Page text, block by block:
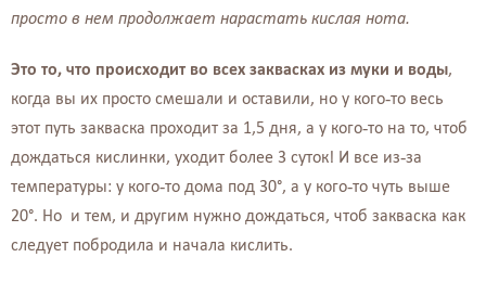
просто в нем продолжает нарастать кислая нота.
Это то, что происходит во всех заквасках из муки и воды,
когда вы их просто смешали и оставили, но у кого-то весь
этот путь закваска проходит за 1,5 дня, а у кого-то на то, чтоб
дождаться кислинки, уходит более 3 суток! И все из-за
температуры: у кого-то дома под 30°, а у кого-то чуть выше
20°. Но и тем, и другим нужно дождаться, чтоб закваска как
следует побродила и начала кислить.